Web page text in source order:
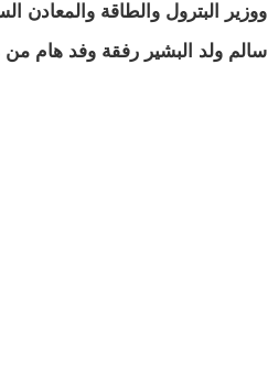
ووزير البترول والطاقة والمعادن
سالم ولد البشير رفقة وفد هام